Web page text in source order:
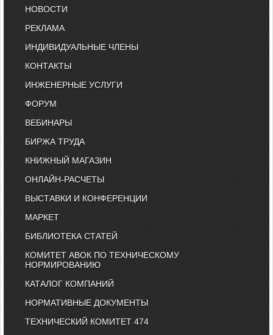
НОВОСТИ
РЕКЛАМА
ИНДИВИДУАЛЬНЫЕ ЧЛЕНЫ
КОНТАКТЫ
ИНЖЕНЕРНЫЕ УСЛУГИ
ФОРУМ
ВЕБИНАРЫ
БИРЖА ТРУДА
КНИЖНЫЙ МАГАЗИН
ОНЛАЙН-РАСЧЕТЫ
ВЫСТАВКИ И КОНФЕРЕНЦИИ
МАРКЕТ
БИБЛИОТЕКА СТАТЕЙ
КОМИТЕТ АВОК ПО ТЕХНИЧЕСКОМУ
НОРМИРОВАНИЮ
КАТАЛОГ КОМПАНИЙ
НОРМАТИВНЫЕ ДОКУМЕНТЫ
ТЕХНИЧЕСКИЙ КОМИТЕТ 474